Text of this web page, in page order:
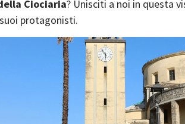
Ciociaria? Unisciti a noi in questa
protagonisti.